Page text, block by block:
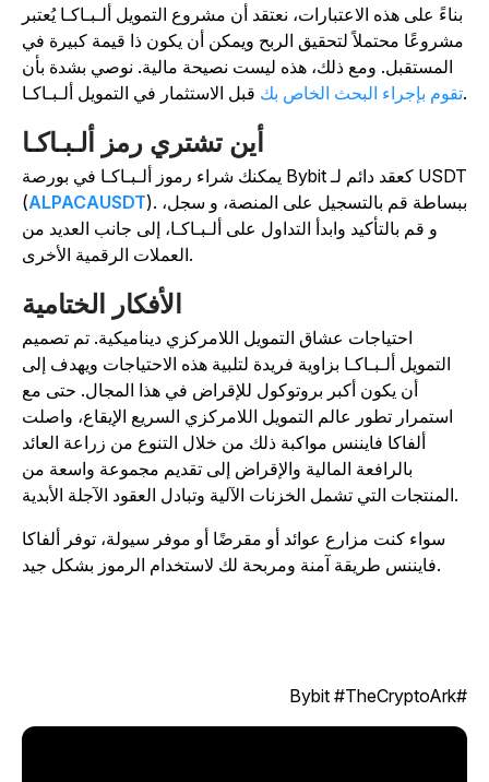
بناءً على هذه الاعتبارات، نعتقد أن مشروع التمويل ألـبـاكـا يُعتبر
مشروعًا محتملاً لتحقيق الربح ويمكن أن يكون ذا قيمة كبيرة في
المستقبل. ومع ذلك، هذه ليست نصيحة مالية. نوصي بشدة بأن
تقوم بإجراء البحث الخاص بك
أين تشتري رمز ألـبـاكـا
يمكنك شراء رموز ألـبـاكـا في بورصة Bybit كعقد دائم لـ USDT
(ALPACAUSDT ). ببساطة قم بالتسجيل على المنصة، و سجل،
و قم بالتأكيد وابدأ التداول على ألـبـاكـا، إلى جانب العديد من
الأفكار الختامية
احتياجات عشاق التمويل اللامركزي ديناميكية. تم تصميم
التمويل ألـبـاكـا بزاوية فريدة لتلبية هذه الاحتياجات ويهدف إلى
أن يكون أكبر بروتوكول للإقراض في هذا المجال. حتى مع
استمرار تطور عالم التمويل اللامركزي السريع الإيقاع، واصلت
ألفاكا فايننس مواكبة ذلك من خلال التنوع من زراعة العائد
بالرافعة المالية والإقراض إلى تقديم مجموعة واسعة من
سواء كنت مزارع عوائد أو مقرضًا أو موفر سيولة، توفر ألفاكا